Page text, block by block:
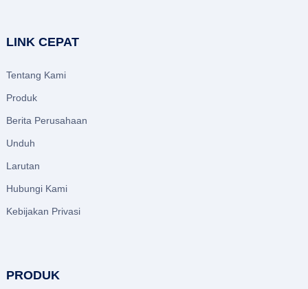
LINK CEPAT
Tentang Kami
Produk
Berita Perusahaan
Unduh
Larutan
Hubungi Kami
Kebijakan Privasi
PRODUK